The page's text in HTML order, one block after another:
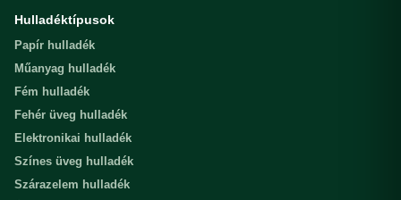
Hulladéktípusok
Papír hulladék
Műanyag hulladék
Fém hulladék
Fehér üveg hulladék
Elektronikai hulladék
Színes üveg hulladék
Szárazelem hulladék